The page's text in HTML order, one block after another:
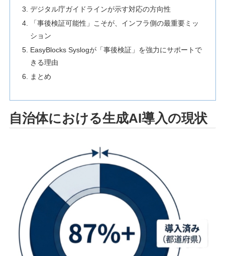
デジタル庁ガイドラインが示す対応の方向性
「事後検証可能性」こそが、インフラ側の最重要ミッ
ション
EasyBlocks Syslogが「事後検証」を強力にサポートで
きる理由
まとめ
自治体における生成AI導入の現状